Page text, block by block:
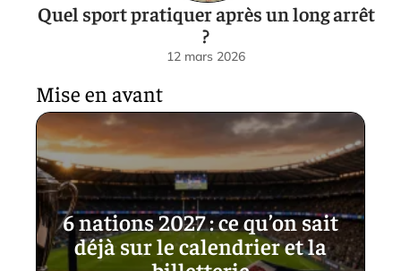
Quel sport pratiquer après un long arrêt
?
12 mars 2026
Mise en avant
6 nations 2027 : ce qu’on sait
déjà sur le calendrier et la